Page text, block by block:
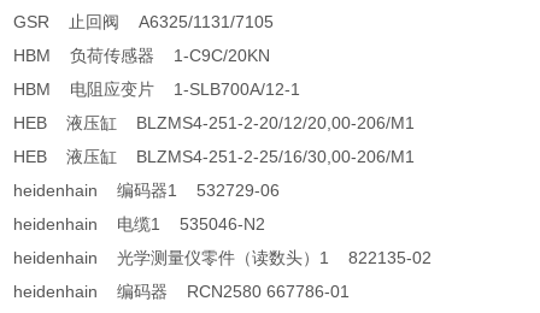
GSR 止回阀 A6325/1131/7105
HBM 负荷传感器 1-C9C/20KN
HBM 电阻应变片 1-SLB700A/12-1
HEB 液压缸 BLZMS4-251-2-20/12/20,00-206/M1
HEB 液压缸 BLZMS4-251-2-25/16/30,00-206/M1
heidenhain 编码器1 532729-06
heidenhain 电缆1 535046-N2
heidenhain 光学测量仪零件（读数头）1 822135-02
heidenhain 编码器 RCN2580 667786-01